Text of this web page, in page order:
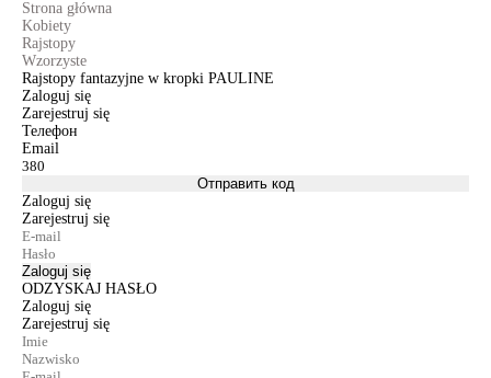
Strona główna
Kobiety
Rajstopy
Wzorzyste
Rajstopy fantazyjne w kropki PAULINE
Zaloguj się
Zarejestruj się
Телефон
Email
Отправить код
Zaloguj się
Zarejestruj się
Zaloguj się
ODZYSKAJ HASŁO
Zaloguj się
Zarejestruj się